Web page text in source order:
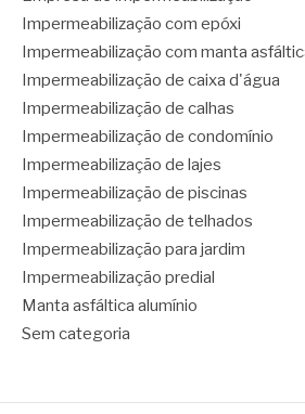
Impermeabilização com epóxi
Impermeabilização com manta
Impermeabilização de caixa d'água
Impermeabilização de calhas
Impermeabilização de condomínio
Impermeabilização de lajes
Impermeabilização de piscinas
Impermeabilização de telhados
Impermeabilização para jardim
Impermeabilização predial
Manta asfáltica alumínio
Sem categoria